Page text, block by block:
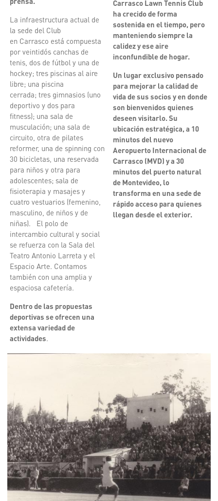
La infraestructura actual de
la sede del Club
en Carrasco está compuesta
por veintidós canchas de
tenis, dos de fútbol y una de
hockey; tres piscinas al aire
libre; una piscina
cerrada; tres gimnasios (uno
deportivo y dos para
fitness); una sala de
musculación; una sala de
circuito, otra de pilates
reformer, una de spinning con
30 bicicletas, una reservada
para niños y otra para
adolescentes; sala de
fisioterapia y masajes y
cuatro vestuarios (femenino,
masculino, de niños y de
niñas). El polo de
intercambio cultural y social
se refuerza con la Sala del
Teatro Antonio Larreta y el
Espacio Arte. Contamos
también con una amplia y
espaciosa cafetería.
Dentro de las propuestas
deportivas se ofrecen una
extensa variedad de
actividades.
Carrasco Lawn Tennis Club
ha crecido de forma
sostenida en el tiempo, pero
manteniendo siempre la
calidez y ese aire
inconfundible de hogar.
Un lugar exclusivo pensado
para mejorar la calidad de
vida de sus socios y en donde
son bienvenidos quienes
deseen visitarlo. Su
ubicación estratégica, a 10
minutos del nuevo
Aeropuerto Internacional de
Carrasco (MVD) y a 30
minutos del puerto natural
de Montevideo, lo
transforma en una sede de
rápido acceso para quienes
llegan desde el exterior.